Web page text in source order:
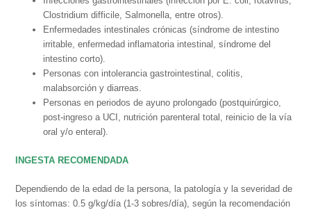
Clostridium difficile, Salmonella, entre otros).
Enfermedades intestinales crónicas (síndrome de intestino
irritable, enfermedad inflamatoria intestinal, síndrome del
intestino corto).
Personas con intolerancia gastrointestinal, colitis,
malabsorción y diarreas.
Personas en periodos de ayuno prolongado (postquirúrgico,
post-ingreso a UCI, nutrición parenteral total, reinicio de la vía
oral y/o enteral).
INGESTA RECOMENDADA
Dependiendo de la edad de la persona, la patología y la severidad de
los síntomas: 0.5 g/kg/día (1-3 sobres/día), según la recomendación